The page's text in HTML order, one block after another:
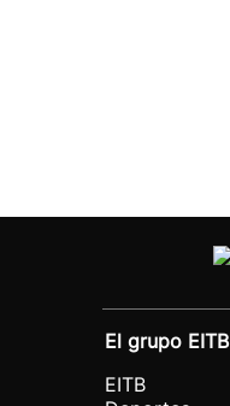
El grupo EITB
EITB